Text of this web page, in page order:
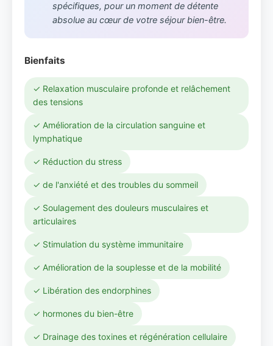
spécifiques, pour un moment de détente
absolue au cœur de votre séjour bien-être.
Bienfaits
✓ Relaxation musculaire profonde et relâchement
des tensions
✓ Amélioration de la circulation sanguine et
lymphatique
✓ Réduction du stress
✓ de l'anxiété et des troubles du sommeil
✓ Soulagement des douleurs musculaires et
articulaires
✓ Stimulation du système immunitaire
✓ Amélioration de la souplesse et de la mobilité
✓ Libération des endorphines
✓ hormones du bien-être
✓ Drainage des toxines et régénération cellulaire